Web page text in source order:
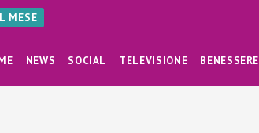
MESE
NEWS SOCIAL TELEVISIONE BENESSERE